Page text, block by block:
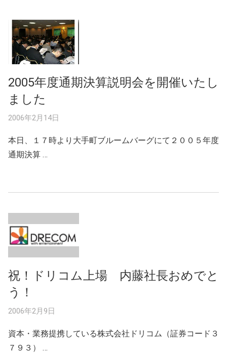
2005年度通期決算説明会を開催いたし
ました
2006年2月14日
本日、１７時より大手町ブルームバーグにて２００５年度
通期決算 …
祝！ドリコム上場 内藤社長おめでと
う！
2006年2月9日
資本・業務提携している株式会社ドリコム（証券コード３
７９３） …